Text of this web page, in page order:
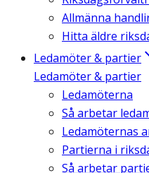
Allmänna
Hitta äldre
Ledamöter & partier
Ledamöter & partier
Ledamöterna
Så arbetar
Ledamöternas
Partierna i
Så arbetar